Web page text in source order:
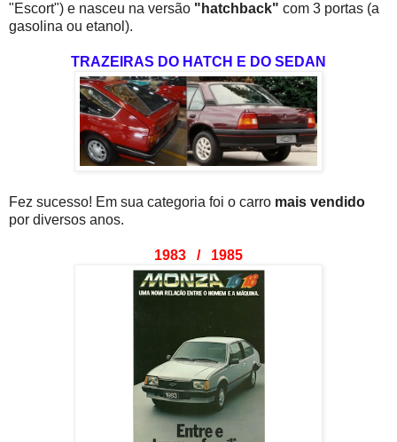
"Escort") e nasceu na versão "hatchback" com 3 portas (a
gasolina ou etanol).
TRAZEIRAS DO HATCH E DO SEDAN
Fez sucesso! Em sua categoria foi o carro mais vendido
por diversos anos.
1983 / 1985